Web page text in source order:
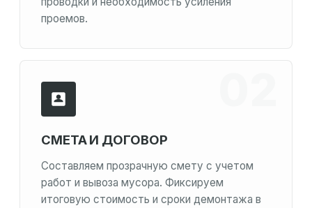
проемов.
СМЕТА И ДОГОВОР
Составляем прозрачную смету с учетом
работ и вывоза мусора. Фиксируем
итоговую стоимость и сроки демонтажа в